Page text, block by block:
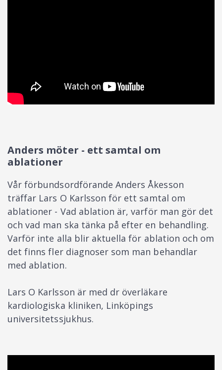
Anders möter - ett samtal om
ablationer
Vår förbundsordförande Anders Åkesson
träffar Lars O Karlsson för ett samtal om
ablationer - Vad ablation är, varför man gör det
och vad man ska tänka på efter en behandling.
Varför inte alla blir aktuella för ablation och om
det finns fler diagnoser som man behandlar
med ablation.
Lars O Karlsson är med dr överläkare
kardiologiska kliniken, Linköpings
universitetssjukhus.